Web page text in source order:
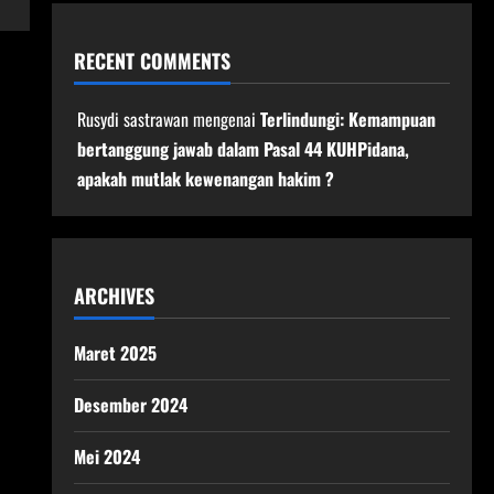
RECENT COMMENTS
Rusydi sastrawanmengenai Terlindungi: Kemampuan
bertanggung jawab dalam Pasal 44 KUHPidana,
apakah mutlak kewenangan hakim ?
ARCHIVES
Maret 2025
Desember 2024
Mei 2024